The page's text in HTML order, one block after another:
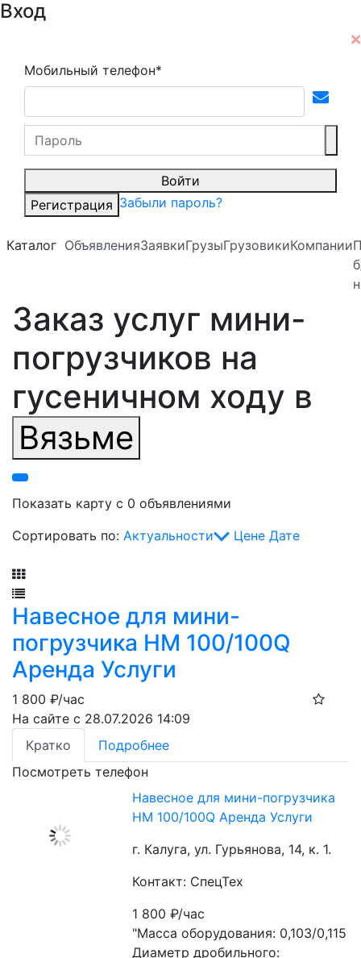
Вход
Мобильный телефон*
Войти
Регистрация Забыли пароль?
Каталог ОбъявленияЗаявкиГрузыГрузовикиКомпании
Заказ услуг мини-
погрузчиков на
гусеничном ходу в
Вязьме
Показать карту с 0 объявлениями
Сортировать по: Актуальности Цене Дате
Навесное для мини-
погрузчика HM 100/100Q
Аренда Услуги
1 800 ₽/час
На сайте с 28.07.2026 14:09
Кратко
Подробнее
Посмотреть телефон
Навесное для мини-погрузчика
HM 100/100Q Аренда Услуги
г. Калуга, ул. Гурьянова, 14, к. 1.
Контакт: СпецТех
1 800₽/час
"Масса оборудования: 0,103/0,115
Диаметр дробильного: